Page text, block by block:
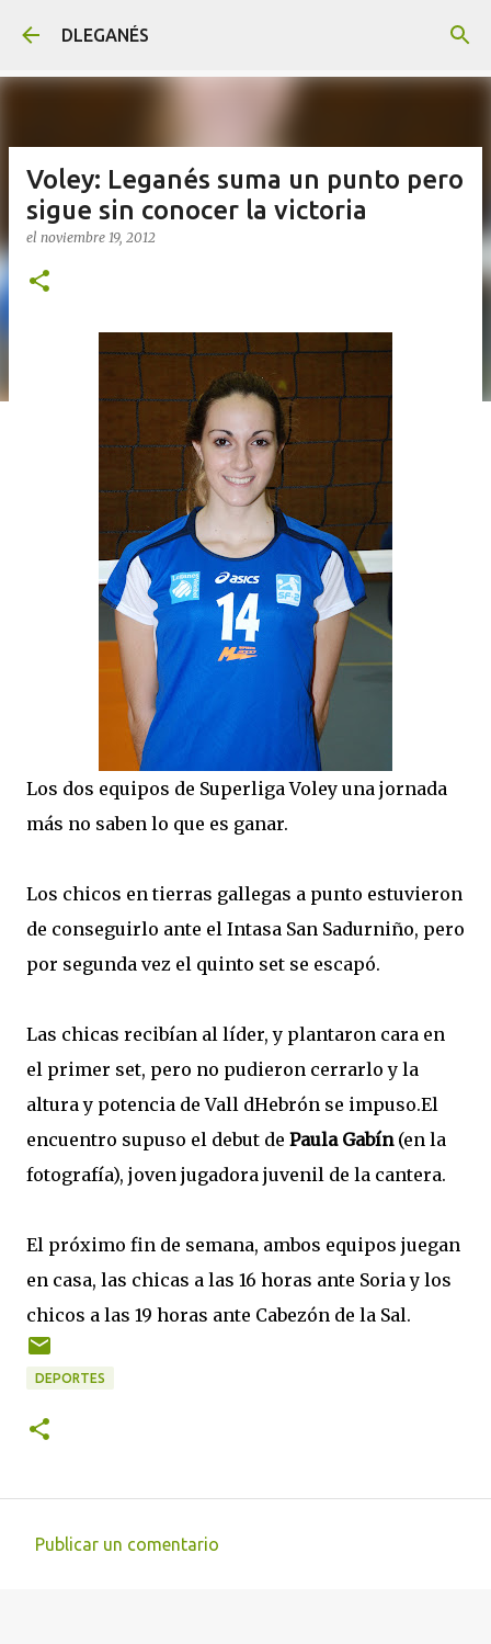
DLEGANÉS
Voley: Leganés suma un punto pero
sigue sin conocer la victoria
el noviembre 19, 2012
Los dos equipos de Superliga Voley una jornada
más no saben lo que es ganar.
Los chicos en tierras gallegas a punto estuvieron
de conseguirlo ante el Intasa San Sadurniño, pero
por segunda vez el quinto set se escapó.
Las chicas recibían al líder, y plantaron cara en
el primer set, pero no pudieron cerrarlo y la
altura y potencia de Vall dHebrón se impuso.El
encuentro supuso el debut de Paula Gabín(en la
fotografía), joven jugadora juvenil de la cantera.
El próximo fin de semana, ambos equipos juegan
en casa, las chicas a las 16 horas ante Soria y los
chicos a las 19 horas ante Cabezón de la Sal.
DEPORTES
Publicar un comentario